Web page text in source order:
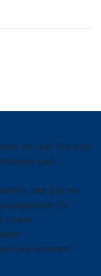
an und Sie sind
und
der Sie mit
für
sowie
Sie unseren